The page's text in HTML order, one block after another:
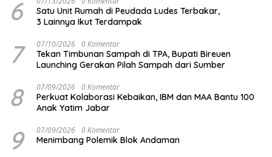
6
Satu Unit Rumah di Peudada Ludes Terbakar,
3 Lainnya Ikut Terdampak
7 07/10/2026 0 Komentar
Tekan Timbunan Sampah di TPA, Bupati Bireuen
Launching Gerakan Pilah Sampah dari Sumber
8 07/09/2026 0 Komentar
Perkuat Kolaborasi Kebaikan, IBM dan MAA Bantu 100
Anak Yatim Jabar
9 07/09/2026 0 Komentar
Menimbang Polemik Blok Andaman